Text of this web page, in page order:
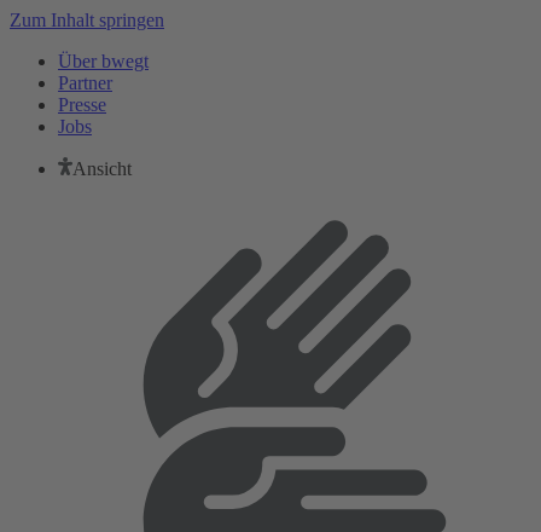
Zum Inhalt springen
Über bwegt
Partner
Presse
Jobs
Ansicht